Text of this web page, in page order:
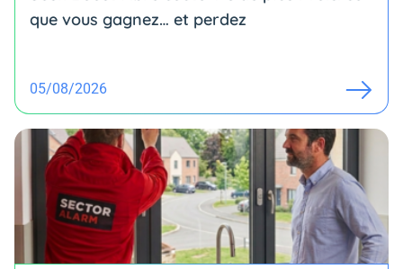
que vous gagnez… et perdez
05/08/2026